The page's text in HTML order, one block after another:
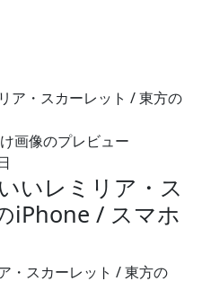
画像のプレビュー
いレミリア・ス
iPhone / スマホ
・スカーレット / 東方の